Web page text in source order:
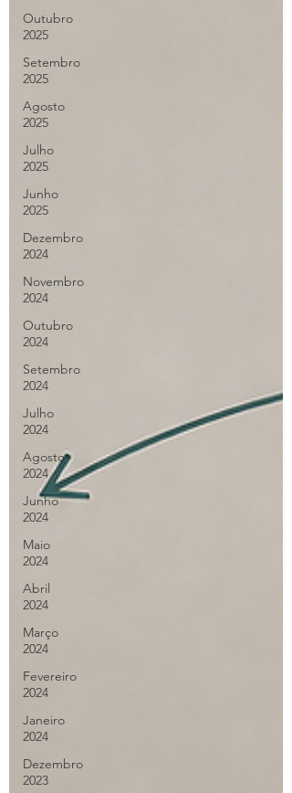
Outubro
2025
Setembro
2025
Agosto
2025
Julho
2025
Junho
2025
Dezembro
2024
Novembro
2024
Outubro
2024
Setembro
2024
Julho
2024
Agosto
2024
Junho
2024
Maio
2024
Abril
2024
Março
2024
Fevereiro
2024
Janeiro
2024
Dezembro
2023